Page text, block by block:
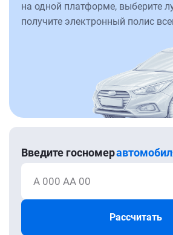
на одной платформе, выберите
получите электронный полис
Введите госномер
А 000 АА 00
Рассчитать